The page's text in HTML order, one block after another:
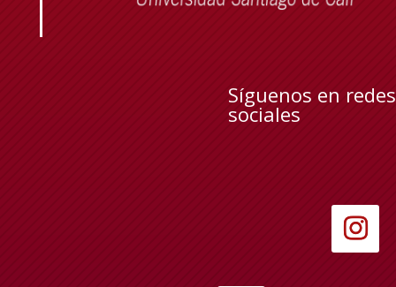
Síguenos en redes
sociales